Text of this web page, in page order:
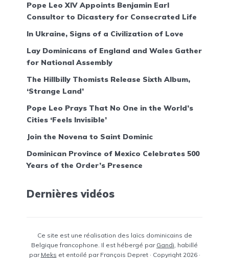
Pope Leo XIV Appoints Benjamin Earl
Consultor to Dicastery for Consecrated Life
In Ukraine, Signs of a Civilization of Love
Lay Dominicans of England and Wales Gather
for National Assembly
The Hillbilly Thomists Release Sixth Album,
‘Strange Land’
Pope Leo Prays That No One in the World’s
Cities ‘Feels Invisible’
Join the Novena to Saint Dominic
Dominican Province of Mexico Celebrates 500
Years of the Order’s Presence
Dernières vidéos
Ce site est une réalisation des laïcs dominicains de
Belgique francophone. Il est hébergé par Gandi, habillé
par Meks et entoilé par François Depret · Copyright 2026 ·